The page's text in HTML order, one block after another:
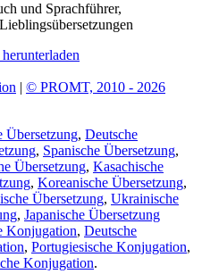
und Sprachführer,
| © PROMT, 2010 - 2026
Übersetzung, Deutsche
, Spanische Übersetzung,
Übersetzung, Kasachische
, Koreanische Übersetzung,
Übersetzung, Ukrainische
, Japanische Übersetzung
Konjugation, Deutsche
, Portugiesische Konjugation,
Konjugation.